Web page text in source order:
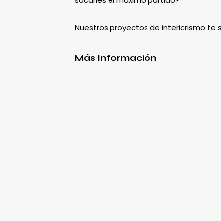
Nuestros proyectos de interiorismo te
Más Información